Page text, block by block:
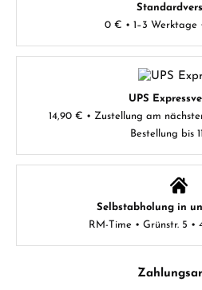
0 € • 1–3 Werktage
UPS
14,90 € • Zustellung am
Bestellung bis
Selbstabholung in
RM-Time • Grünstr. 5 •